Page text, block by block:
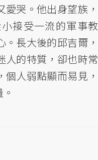
哭。他出身望族，
接受一流的軍事教
長大後的邱吉爾，
人的特質，卻也時常
人弱點顯而易見，